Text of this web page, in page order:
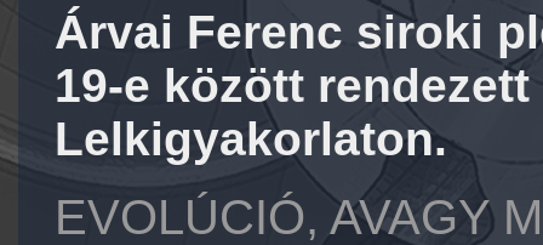
Árvai Ferenc siroki
19-e között
Lelkigyakorlaton.
EVOLÚCIÓ, AVAGY